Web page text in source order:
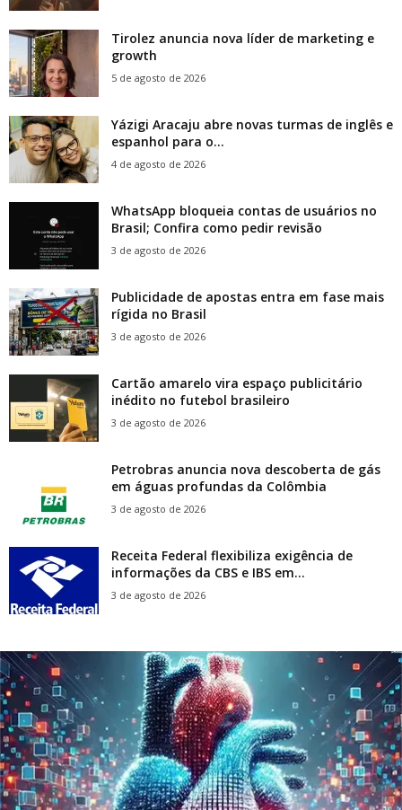
Tirolez anuncia nova líder de marketing e
growth
5 de agosto de 2026
Yázigi Aracaju abre novas turmas de inglês e
espanhol para o...
4 de agosto de 2026
WhatsApp bloqueia contas de usuários no
Brasil; Confira como pedir revisão
3 de agosto de 2026
Publicidade de apostas entra em fase mais
rígida no Brasil
3 de agosto de 2026
Cartão amarelo vira espaço publicitário
inédito no futebol brasileiro
3 de agosto de 2026
Petrobras anuncia nova descoberta de gás
em águas profundas da Colômbia
3 de agosto de 2026
Receita Federal flexibiliza exigência de
informações da CBS e IBS em...
3 de agosto de 2026